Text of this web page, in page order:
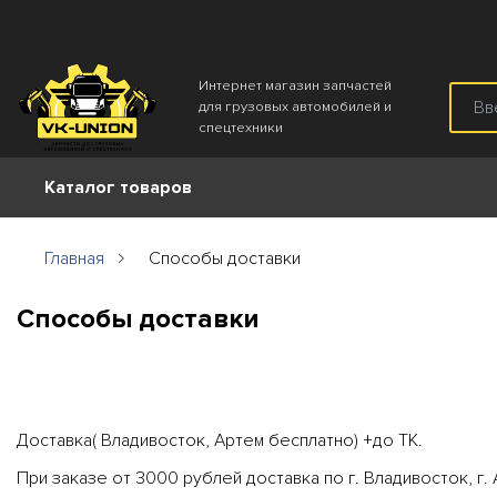
Интернет магазин запчастей
для грузовых автомобилей и
спецтехники
Каталог товаров
Главная Способы доставки
Способы доставки
Доставка( Владивосток, Артем бесплатно) +до ТК.
При заказе от 3000 рублей доставка по г. Владивосток,